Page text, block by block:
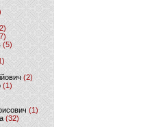
(5)
(2)
(1)
(1)
(32)